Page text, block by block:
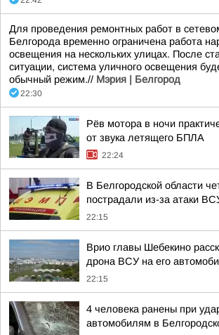
Для проведения ремонтных работ в
Белгорода временно ограничена работа
освещения на нескольких улицах. После
ситуации, система уличного освещения
обычный режим.// Мэрия | Белгород
22:30
Рёв мотора в ночи
от звука летящего БПЛА
22:24
В Белгородской области
пострадали из-за атаки
22:15
Врио главы Шебекино
дрона ВСУ на его
22:15
4 человека ранены при
автомобилям в